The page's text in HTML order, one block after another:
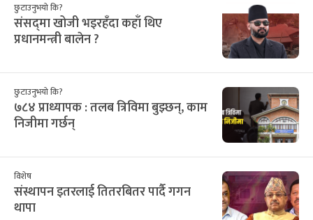
छुटाउनुभयो कि?
संसद्‌मा खोजी भइरहँदा कहाँ थिए
प्रधानमन्त्री बालेन ?
छुटाउनुभयो कि?
७८४ प्राध्यापक : तलब त्रिविमा बुझ्छन्, काम
निजीमा गर्छन्
विशेष
संस्थापन इतरलाई तितरबितर पार्दै गगन
थापा